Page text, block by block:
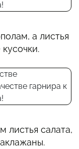
а листья
листья салата,